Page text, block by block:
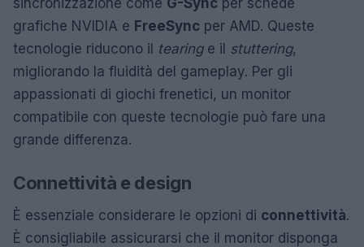
grafiche NVIDIA e FreeSync per AMD. Queste
tecnologie riducono il tearinge il stuttering,
migliorando la fluidità del gameplay. Per gli
appassionati di giochi frenetici, un monitor
compatibile con queste tecnologie può fare una
grande differenza.
Connettività e design
È essenziale considerare le opzioni di connettività.
È consigliabile assicurarsi che il monitor disponga